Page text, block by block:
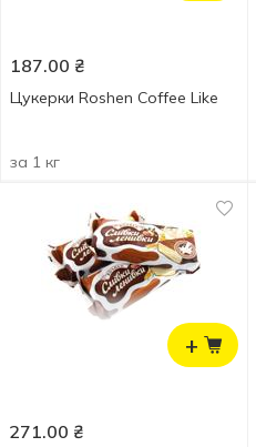
187.00 ₴
Цукерки Roshen Coffee Like
за 1 кг
+
271.00 ₴